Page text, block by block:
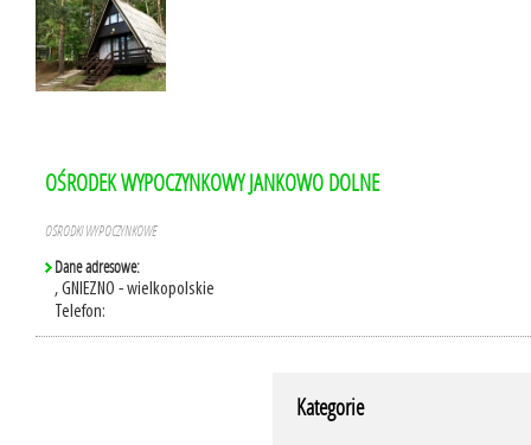
OŚRODEK WYPOCZYNKOWY JANKOWO DOLNE
OŚRODKI WYPOCZYNKOWE
Dane adresowe:
, GNIEZNO - wielkopolskie
Telefon:
Kategorie